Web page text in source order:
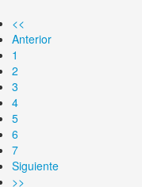
<<
Anterior
1
2
3
4
5
6
7
Siguiente
>>